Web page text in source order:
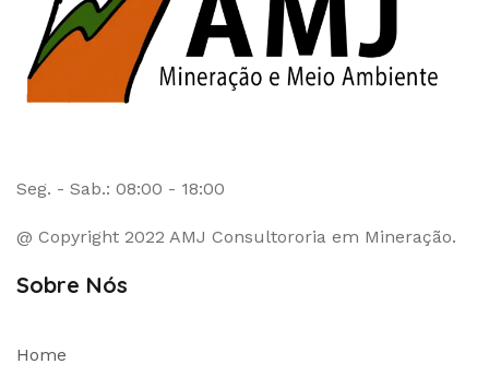
Seg. - Sab.: 08:00 - 18:00
@ Copyright 2022 AMJ Consultororia em Mineração.
Sobre Nós
Home